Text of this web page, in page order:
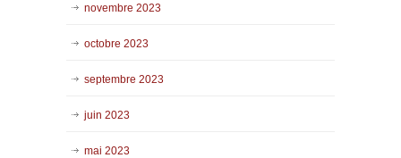
novembre 2023
octobre 2023
septembre 2023
juin 2023
mai 2023